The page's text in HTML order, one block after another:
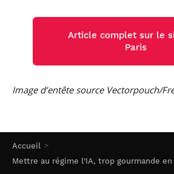
Accueil
Mettre au régime l’IA, trop gourmande
Article complet sur le
Paris
Image d’entête source Vectorpouch/